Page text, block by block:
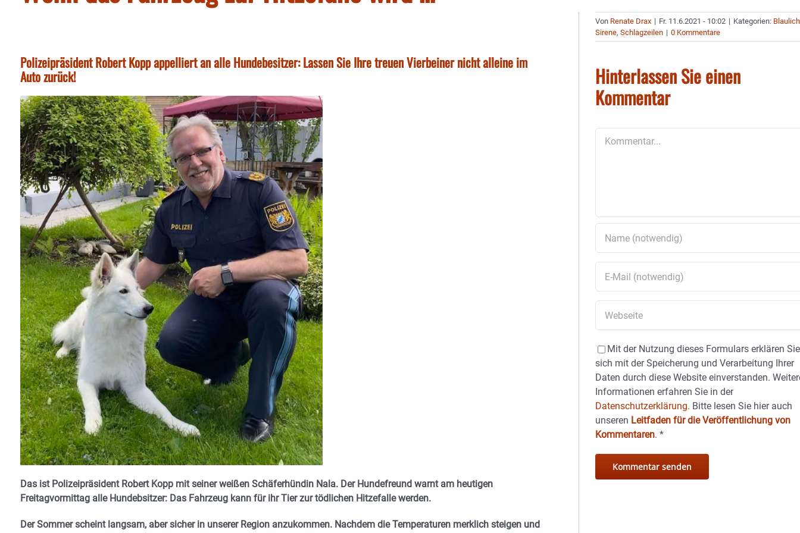
Polizeipräsident Robert Kopp appelliert an alle Hundebesitzer: Lassen Sie Ihre treuen Vierbeiner nicht alleine im
Auto zurück!
Das ist Polizeipräsident Robert Kopp mit seiner weißen Schäferhündin Nala. Der Hundefreund warnt am heutigen
Freitagvormittag alle Hundebsitzer: Das Fahrzeug kann für ihr Tier zur tödlichen Hitzefalle werden.
Der Sommer scheint langsam, aber sicher in unserer Region anzukommen. Nachdem die Temperaturen merklich steigen und
Von Renate Drax | Fr. 11.6.2021 - 10:02 | Kategorien:
Sirene,Schlagzeilen | 0 Kommentare
Hinterlassen Sie einen
Kommentar
Mit der Nutzung dieses Formulars erklären Sie
sich mit der Speicherung und Verarbeitung Ihrer
Daten durch diese Website einverstanden.
Informationen erfahren Sie in der
Datenschutzerklärung. Bitte lesen Sie hier auch
unseren Leitfaden für die Veröffentlichung von
Kommentaren.*